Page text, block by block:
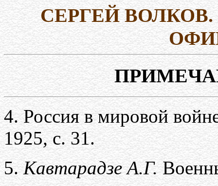
СЕРГЕЙ
4.Россия в мировой
1925,с. 31.
5.Кавтарадзе А.Г.